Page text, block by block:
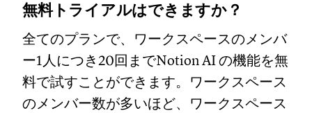
無料トライアルはできますか？
全てのプランで、ワークスペースのメンバ
ー1人につき20回までNotion AI の機能を無
料で試すことができます。ワークスペース
のメンバー数が多いほど、ワークスペース